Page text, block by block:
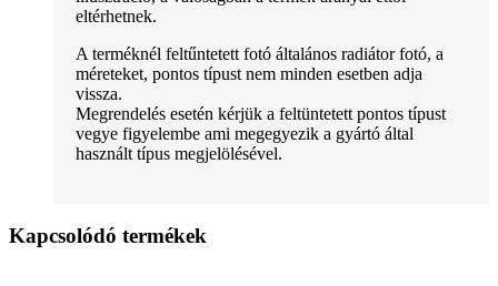
eltérhetnek.
A terméknél feltűntetett fotó általános radiátor fotó, a
méreteket, pontos típust nem minden esetben adja
vissza.
Megrendelés esetén kérjük a feltüntetett pontos típust
vegye figyelembe ami megegyezik a gyártó által
használt típus megjelölésével.
Kapcsolódó termékek